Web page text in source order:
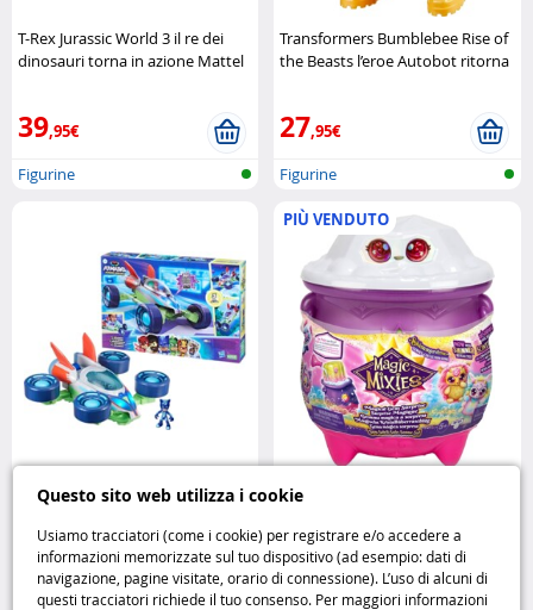
Questo sito web utilizza i cookie
Usiamo tracciatori (come i cookie) per registrare e/o accedere a
informazioni memorizzate sul tuo dispositivo (ad esempio: dati di
navigazione, pagine visitate, orario di connessione). L’uso di alcuni di
questi tracciatori richiede il tuo consenso. Per maggiori informazioni
T-Rex Jurassic World 3 il re dei
dinosauri torna in azione Mattel
39,95€
Figurine
Transformers Bumblebee Rise of
the Beasts l’eroe Autobot ritorna
27,95€
Figurine
PJ Masks Veicolo Pyj’Arpenteur
avventura e azione con i
supereroi della notte Hasbro
26,99€
PIÙ VENDUTO
Magic Mixies Calderone del Sole
MOOSE
19,95€